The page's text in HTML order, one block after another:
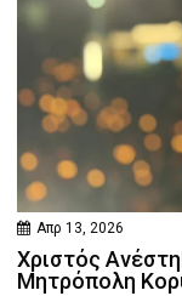
Απρ 13, 2026
Χριστός
Μητρόπολη